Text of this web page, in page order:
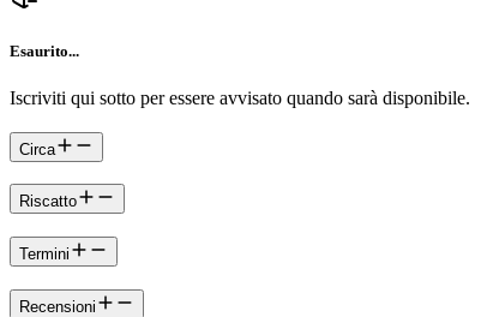
Esaurito...
Iscriviti qui sotto per essere avvisato quando sarà disponibile.
Circa
Riscatto
Termini
Recensioni